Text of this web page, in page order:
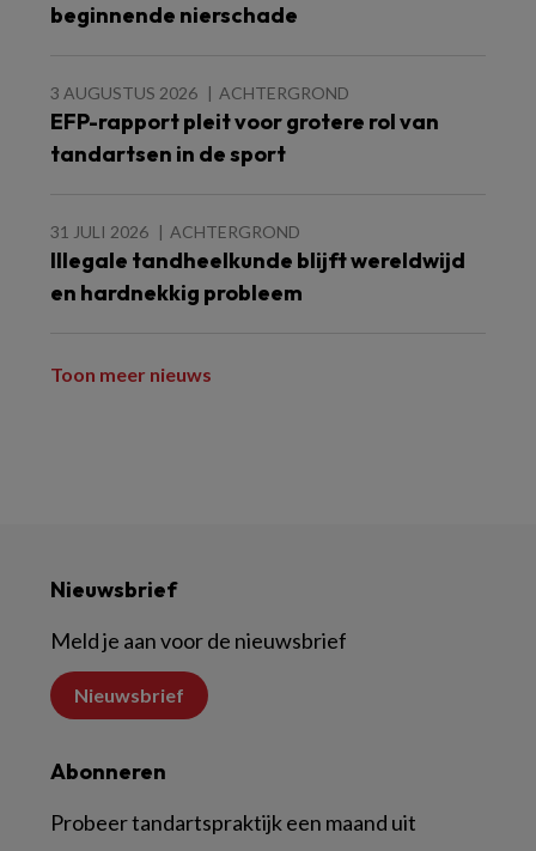
beginnende nierschade
3 AUGUSTUS 2026 ACHTERGROND
EFP-rapport pleit voor grotere rol van
tandartsen in de sport
31 JULI 2026 ACHTERGROND
Illegale tandheelkunde blijft wereldwijd
en hardnekkig probleem
Toon meer nieuws
Nieuwsbrief
Meld je aan voor de nieuwsbrief
Nieuwsbrief
Abonneren
Probeer tandartspraktijk een maand uit